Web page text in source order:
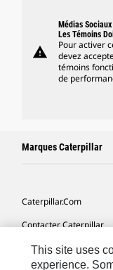
warning
Médias Sociaux
Les Témoins
Pour activer
devez
témoins
de
Marques Caterpillar
Caterpillar.com
Contacter Caterpillar
Mes Préférences
This site uses
experience.